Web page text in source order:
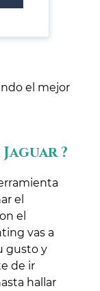
el mejor
?
el
el
vas a
gusto y
de ir
hallar